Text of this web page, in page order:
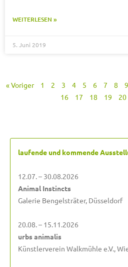
WEITERLESEN »
5. Juni 2019
« Voriger 1 2 3 4 5 6 7 8 9
16
17 18 19 20
laufende und kommende
12.07. – 30.08.2026
Animal Instincts
Galerie Bengelsträter, Düsseldorf
20.08. – 15.11.2026
urbs animalis
Künstlerverein Walkmühle e.V.,